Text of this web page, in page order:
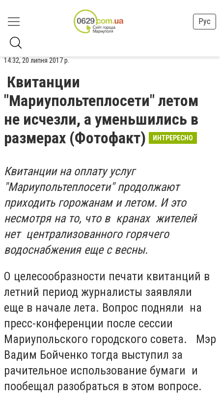
Рус
14:32, 20 липня 2017 р.
Квитанции
"Мариупольтеплосети" летом
не исчезли, а уменьшились в
размерах (Фотофакт)
ИНТРЕРЕСНО
Квитанции на оплату услуг
"Мариупольтеплосети"продолжают
приходить горожанам и летом. И это
несмотря на то, что в кранах жителей
нет централизованного горячего
водоснабжения еще с весны.
О целесообразности печати квитанций в
летний период журналисты заявляли
еще в начале лета. Вопрос подняли на
пресс-конференции после сессии
Мариупольского городского совета. Мэр
Вадим Бойченко тогда выступил за
рачительное использование бумаги и
пообещал разобраться в этом вопросе.